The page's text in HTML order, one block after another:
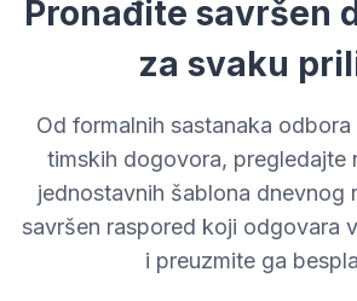
Pronađite savršen
za svaku
Od formalnih sastanaka
timskih dogovora, pregledajte
jednostavnih šablona dnevnog
savršen raspored koji odgovara
i preuzmite ga